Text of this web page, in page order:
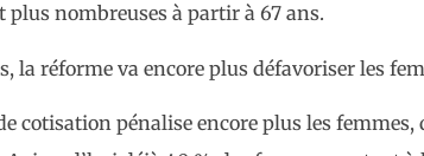
plus nombreuses à partir à 67 ans.
la réforme va encore plus défavoriser les
cotisation pénalise encore plus les